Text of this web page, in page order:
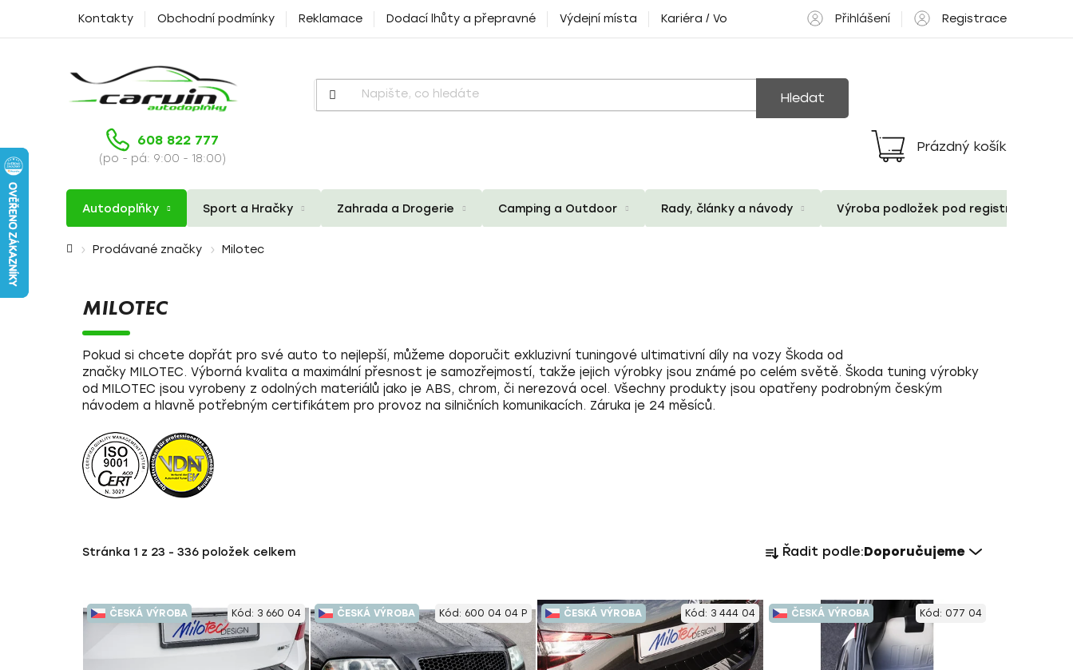
Kontakty Obchodní podmínky Reklamace Dodací lhůty a přepravné Výdejní místa Kariéra / Volné pozice Přihlášení Registrace
Hledat
608 822 777
(po - pá: 9:00 - 18:00)
Nákupní
košík
Prázdný košík
Autodoplňky Sport a Hračky Zahrada a Drogerie Camping a Outdoor Rady, články a návody Výroba podložek pod registrační
Domů Prodávané značky Milotec
MILOTEC
Pokud si chcete dopřát pro své auto to nejlepší, můžeme doporučit exkluzivní tuningové ultimativní díly na vozy Škoda od
značky MILOTEC. Výborná kvalita a maximální přesnost je samozřejmostí, takže jejich výrobky jsou známé po celém světě. Škoda tuning výrobky
od MILOTEC jsou vyrobeny z odolných materiálů jako je ABS, chrom, či nerezová ocel. Všechny produkty jsou opatřeny podrobným českým
návodem a hlavně potřebným certifikátem pro provoz na silničních komunikacích. Záruka je 24 měsíců.
Stránka 1 z 23 - 336 položek celkem
a
e
n
Řadit podle:Doporučujeme
V
ý
ČESKÁ VÝROBA Kód: 3 660 04 ČESKÁ VÝROBA Kód: 600 04 04 P ČESKÁ VÝROBA Kód: 3 444 04 ČESKÁ VÝROBA Kód: 077 04